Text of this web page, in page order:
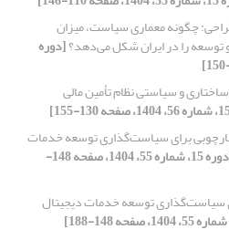
چگونه معماری سیاست، میزان
و توسعه را در ایران شکل می‌دهد؟[دوره
و سیاستی نظام تأمین مالی
برای سیاست‌گذاری توسعه خدمات
[دوره 15، شماره 55، 1404، صفحه 148-
سیاست‌گذاری توسعه خدمات دیجیتال